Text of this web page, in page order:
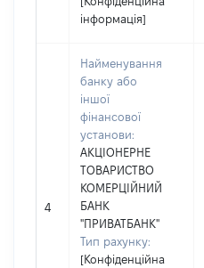
інформація]
4
Найменування
банку або
іншої
фінансової
установи:
АКЦІОНЕРНЕ
ТОВАРИСТВО
КОМЕРЦІЙНИЙ
БАНК
"ПРИВАТБАНК"
Тип рахунку:
[Конфіденційна